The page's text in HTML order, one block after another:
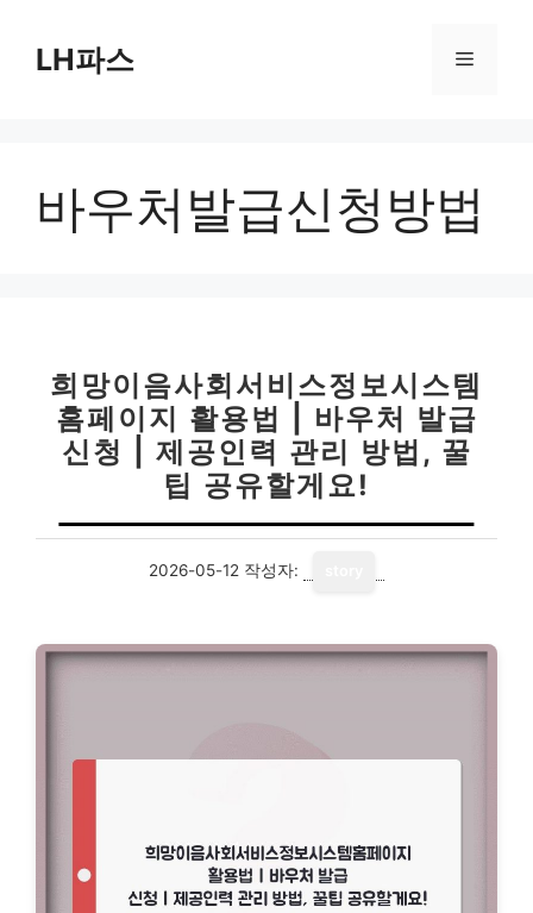
LH파스 메
바우처발급신청방법
희망이음사회서비스정보시스템
홈페이지 활용법 | 바우처 발급
신청 | 제공인력 관리 방법, 꿀
팁 공유할게요!
2026-05-12 작성자: